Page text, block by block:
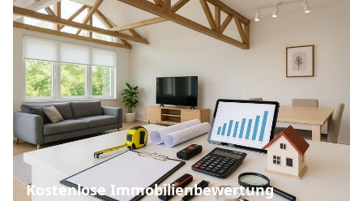
Kostenlose Immobilienbewertung